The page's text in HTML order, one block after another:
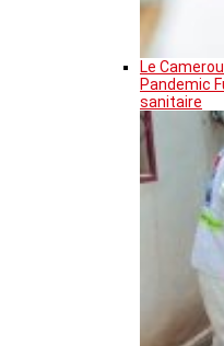
Le
Pandemic
sanitaire